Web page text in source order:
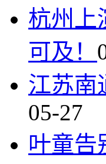
杭州上
可及！
江苏南
05-27
叶童告